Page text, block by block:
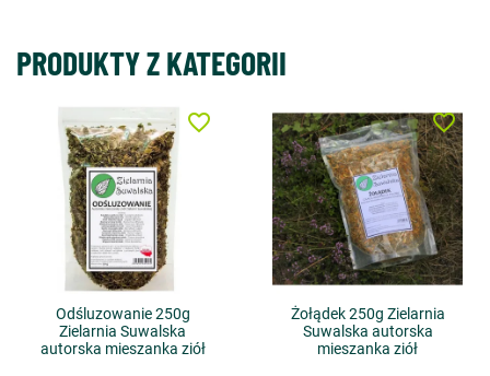
PRODUKTY Z KATEGORII
Odśluzowanie 250g
Zielarnia Suwalska
autorska mieszanka ziół
favorite_border
Żołądek 250g Zielarnia
Suwalska autorska
mieszanka ziół
favorite_border